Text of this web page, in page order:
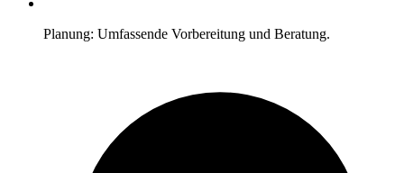
Planung: Umfassende Vorbereitung und Beratung.